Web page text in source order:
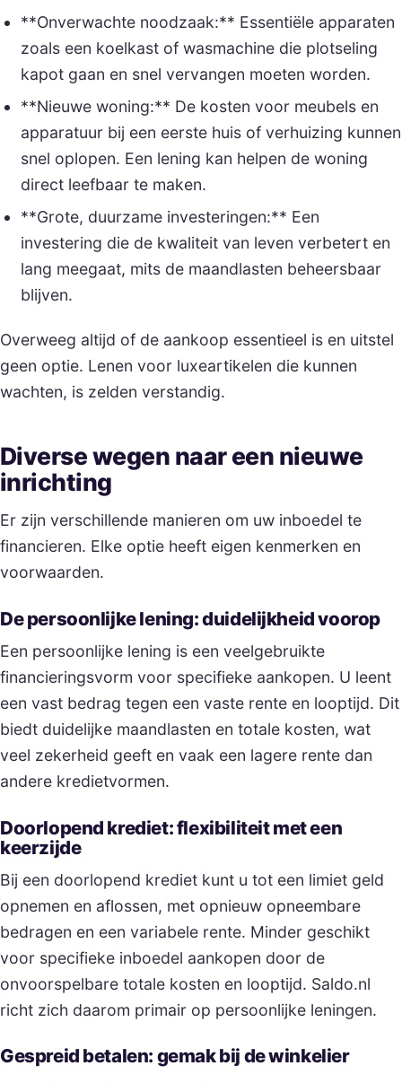
**Onverwachte noodzaak:** Essentiële apparaten
zoals een koelkast of wasmachine die plotseling
kapot gaan en snel vervangen moeten worden.
**Nieuwe woning:** De kosten voor meubels en
apparatuur bij een eerste huis of verhuizing kunnen
snel oplopen. Een lening kan helpen de woning
direct leefbaar te maken.
**Grote, duurzame investeringen:** Een
investering die de kwaliteit van leven verbetert en
lang meegaat, mits de maandlasten beheersbaar
blijven.
Overweeg altijd of de aankoop essentieel is en uitstel
geen optie. Lenen voor luxeartikelen die kunnen
wachten, is zelden verstandig.
Diverse wegen naar een nieuwe
inrichting
Er zijn verschillende manieren om uw inboedel te
financieren. Elke optie heeft eigen kenmerken en
voorwaarden.
De persoonlijke lening: duidelijkheid voorop
Een persoonlijke lening is een veelgebruikte
financieringsvorm voor specifieke aankopen. U leent
een vast bedrag tegen een vaste rente en looptijd. Dit
biedt duidelijke maandlasten en totale kosten, wat
veel zekerheid geeft en vaak een lagere rente dan
andere kredietvormen.
Doorlopend krediet: flexibiliteit met een
keerzijde
Bij een doorlopend krediet kunt u tot een limiet geld
opnemen en aflossen, met opnieuw opneembare
bedragen en een variabele rente. Minder geschikt
voor specifieke inboedel aankopen door de
onvoorspelbare totale kosten en looptijd. Saldo.nl
richt zich daarom primair op persoonlijke leningen.
Gespreid betalen: gemak bij de winkelier